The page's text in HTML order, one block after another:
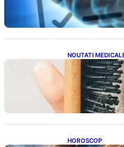
NOUTATI
Semnele
Impactul
HOROSCOP